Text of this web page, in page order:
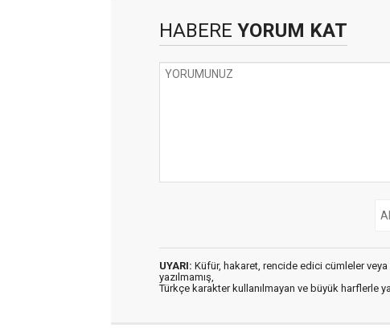
HABERE YORUM KAT
UYARI: Küfür, hakaret, rencide edici cümleler veya
yazılmamış,
Türkçe karakter kullanılmayan ve büyük harflerle